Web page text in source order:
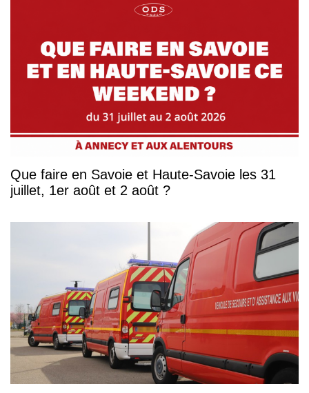
Que faire en Savoie et Haute-Savoie les 31
juillet, 1er août et 2 août ?